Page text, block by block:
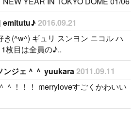
0
き
ド
コン
KAR
! 東京ドームでのコンサートはKAR
emitutu♪ 2016.09.21
き(^w^) ギュリ スンヨン ニコル ハ
枚目は全員の♪..
ンジェ＾＾ yuukara2011.09.11
＾！！！ merryloveすごくかわいい